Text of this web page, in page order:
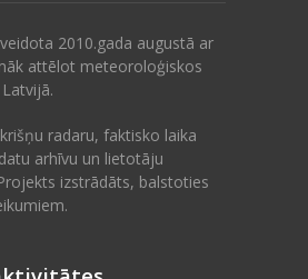
2010.gada augustā ar
attēlot meteoroloģiskos
radaru, faktisko laika
arhīvu un lietotāju
izstrādāts, balstoties